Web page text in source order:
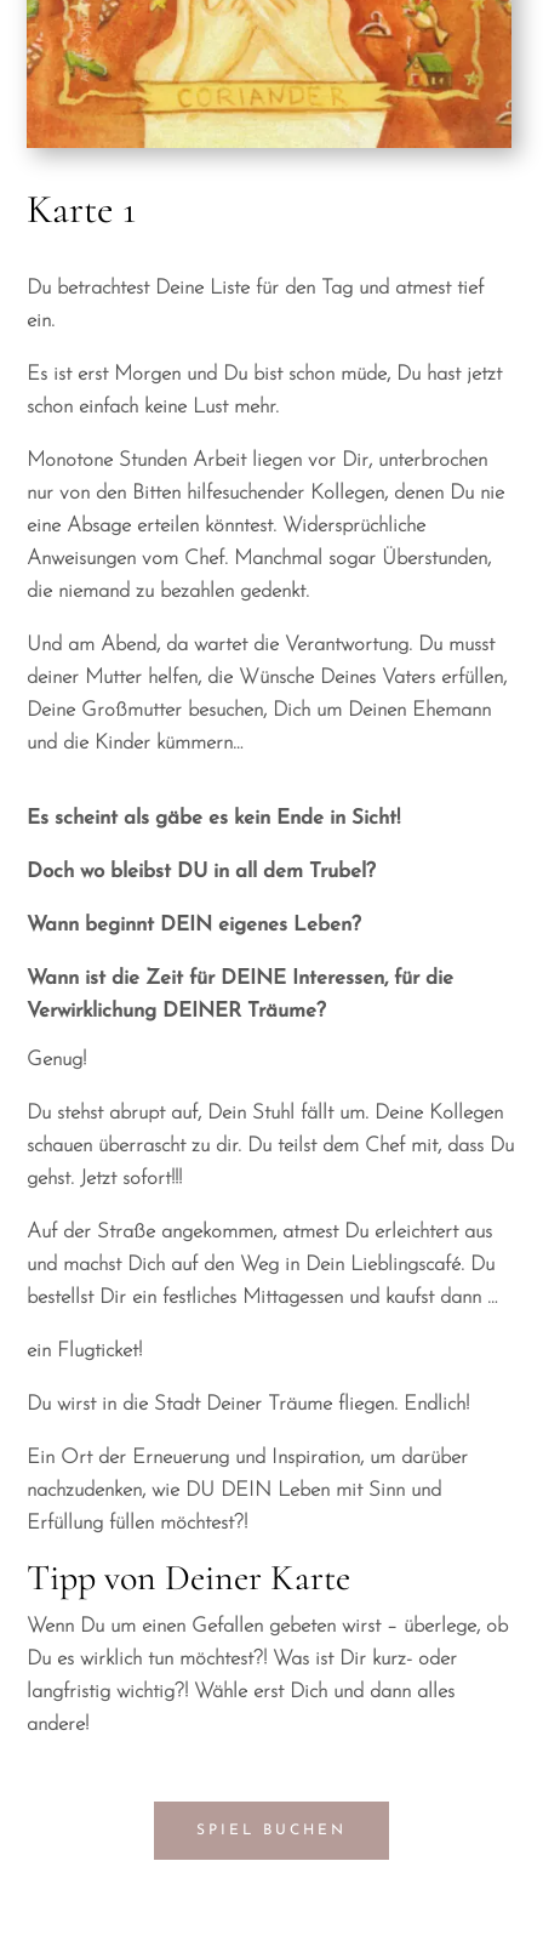
Karte 1
Du betrachtest Deine Liste für den Tag und atmest tief
ein.
Es ist erst Morgen und Du bist schon müde, Du hast jetzt
schon einfach keine Lust mehr.
Monotone Stunden Arbeit liegen vor Dir, unterbrochen
nur von den Bitten hilfesuchender Kollegen, denen Du nie
eine Absage erteilen könntest. Widersprüchliche
Anweisungen vom Chef. Manchmal sogar Überstunden,
die niemand zu bezahlen gedenkt.
Und am Abend, da wartet die Verantwortung. Du musst
deiner Mutter helfen, die Wünsche Deines Vaters erfüllen,
Deine Großmutter besuchen, Dich um Deinen Ehemann
und die Kinder kümmern…
Es scheint als gäbe es kein Ende in Sicht!
Doch wo bleibst DU in all dem Trubel?
Wann beginnt DEIN eigenes Leben?
Wann ist die Zeit für DEINE Interessen, für die
Verwirklichung DEINER Träume?
Genug!
Du stehst abrupt auf, Dein Stuhl fällt um. Deine Kollegen
schauen überrascht zu dir. Du teilst dem Chef mit, dass Du
gehst. Jetzt sofort!!!
Auf der Straße angekommen, atmest Du erleichtert aus
und machst Dich auf den Weg in Dein Lieblingscafé. Du
bestellst Dir ein festliches Mittagessen und kaufst dann …
ein Flugticket!
Du wirst in die Stadt Deiner Träume fliegen. Endlich!
Ein Ort der Erneuerung und Inspiration, um darüber
nachzudenken, wie DU DEIN Leben mit Sinn und
Erfüllung füllen möchtest?!
Tipp von Deiner Karte
Wenn Du um einen Gefallen gebeten wirst – überlege, ob
Du es wirklich tun möchtest?! Was ist Dir kurz- oder
langfristig wichtig?! Wähle erst Dich und dann alles
andere!
SPIEL BUCHEN